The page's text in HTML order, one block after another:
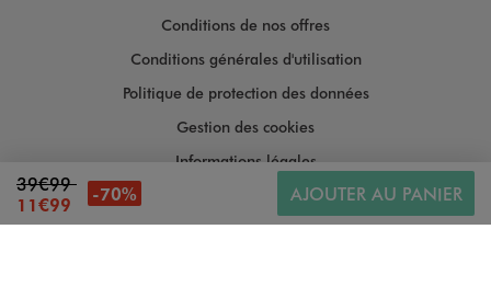
11€99
39€99 -70% AJOUTER AU PANIER
Conditions de nos offres
Conditions générales d'utilisation
Politique de protection des données
Gestion des cookies
Informations légales
Accessibilité : moyennement conforme